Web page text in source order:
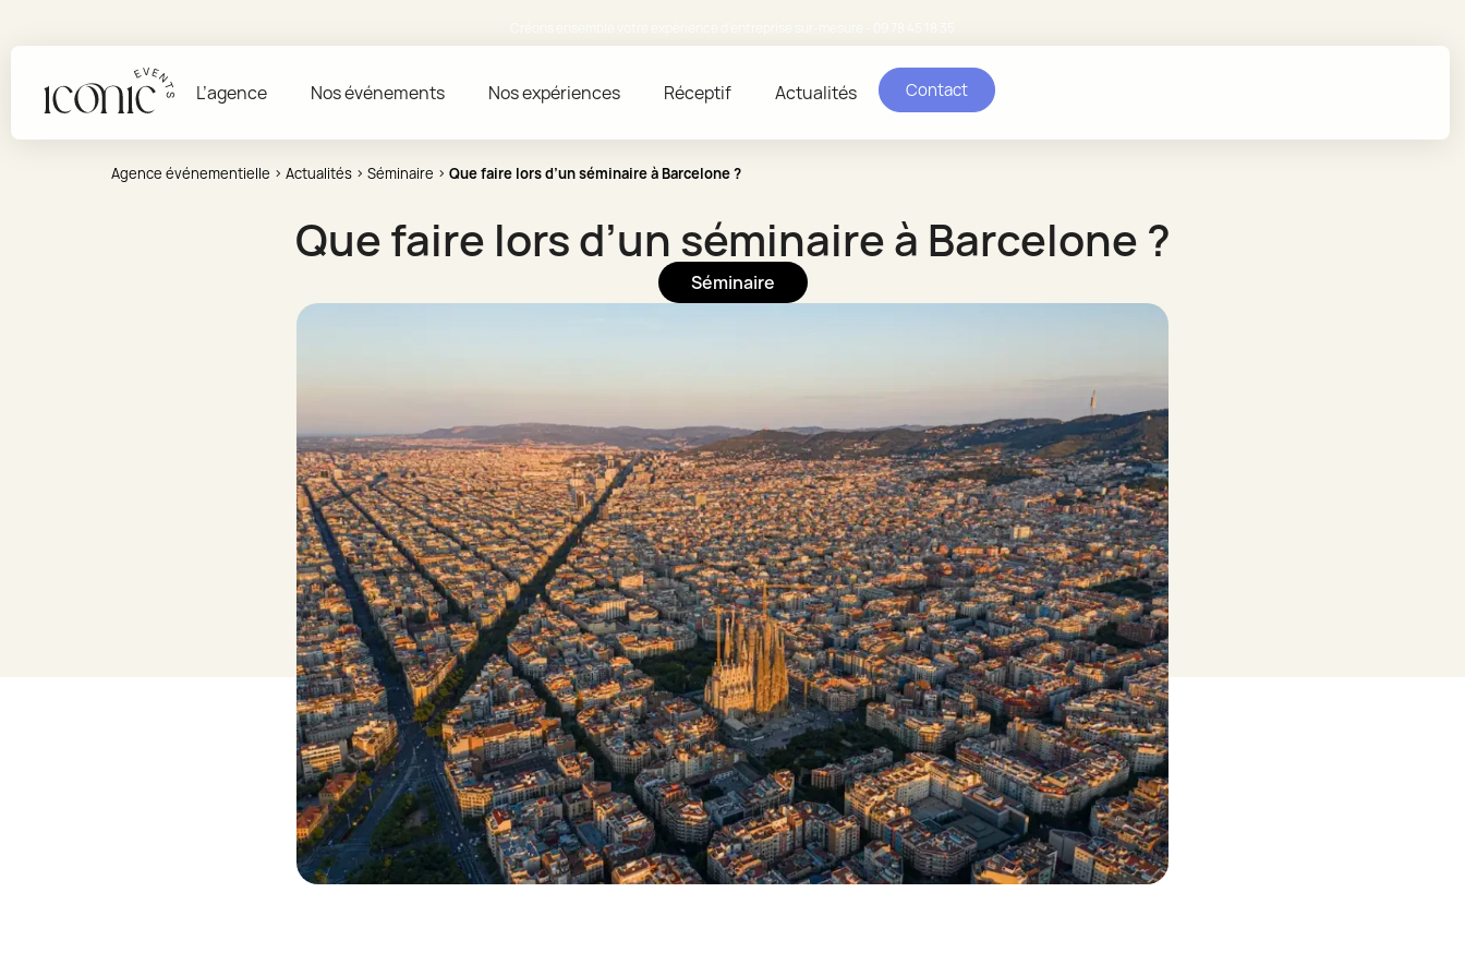
L’agence Nos événements Nos expériences Réceptif Actualités Contact
Agence événementielle › Actualités › Séminaire › Que faire lors d’un séminaire à Barcelone ?
Que faire lors d’un séminaire à Barcelone ?
Séminaire